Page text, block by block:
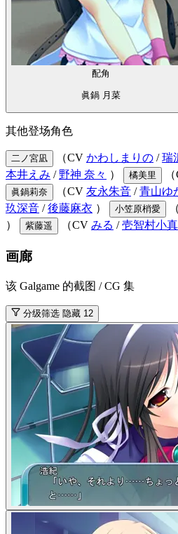
配角
眞鍋 月菜
其他登场角色
二ノ宮凪 （CV かわしまりの /瑞
本井えみ /野神 奈々 ） 橘美里
眞鍋莉奈 （CV 友永朱音 /青山ゆ
玖深音 /後藤麻衣 ） 小笠原梢愛
）
紫藤遥 （CV みる /壱智村小真
画廊
该 Galgame 的截图 / CG 集
分级筛选 隐藏 12